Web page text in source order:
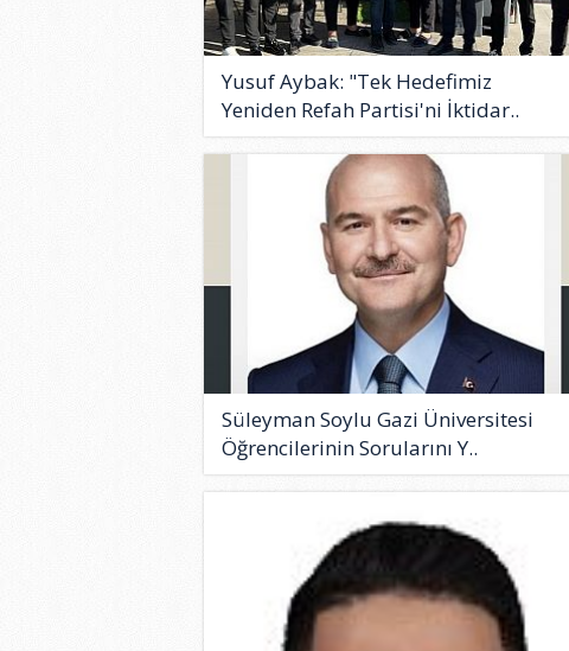
Yusuf Aybak: "Tek Hedefimiz
Yeniden Refah Partisi'ni İktidar..
Süleyman Soylu Gazi Üniversitesi
Öğrencilerinin Sorularını Y..